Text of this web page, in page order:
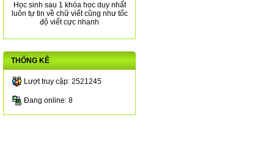
Học sinh sau 1 khóa học duy nhất
luôn tự tin về chữ viết cũng như tốc
độ viết cực nhanh
THỐNG KÊ
Lượt truy cập: 2521245
Đang online: 8